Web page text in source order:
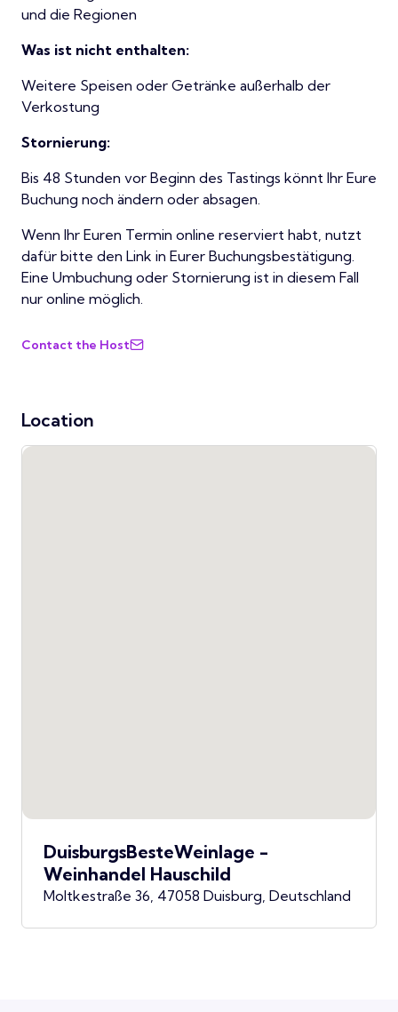
und die Regionen
Was ist nicht enthalten:
Weitere Speisen oder Getränke außerhalb der
Verkostung
Stornierung:
Bis 48 Stunden vor Beginn des Tastings könnt Ihr Eure
Buchung noch ändern oder absagen.
Wenn Ihr Euren Termin online reserviert habt, nutzt
dafür bitte den Link in Eurer Buchungsbestätigung.
Eine Umbuchung oder Stornierung ist in diesem Fall
nur online möglich.
Contact the Host
Location
DuisburgsBesteWeinlage -
Weinhandel Hauschild
Moltkestraße 36, 47058 Duisburg, Deutschland